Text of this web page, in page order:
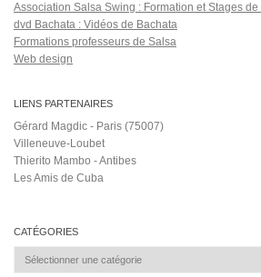
Association Salsa Swing : Formation et Stages
dvd Bachata : Vidéos de Bachata
Formations professeurs de Salsa
Web design
LIENS PARTENAIRES
Gérard Magdic - Paris (75007)
Villeneuve-Loubet
Thierito Mambo - Antibes
Les Amis de Cuba
CATÉGORIES
Catégories